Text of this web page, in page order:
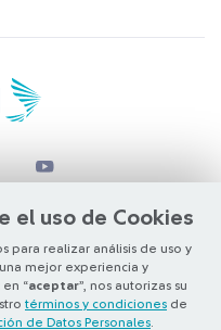
el uso de Cookies
para realizar análisis de uso y
mejor experiencia y
“aceptar”, nos autorizas su
términos y condiciones de
de Datos Personales
2026